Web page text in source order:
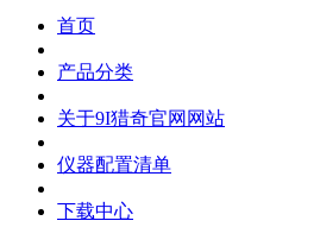
首页
产品分类
关于9I猎奇官网网站
仪器配置清单
下载中心